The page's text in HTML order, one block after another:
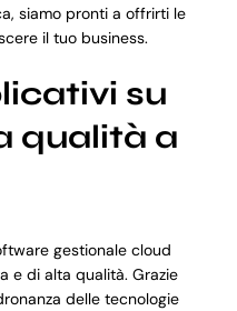
siamo pronti a offrirti le
il tuo business.
su
qualità a
gestionale cloud
e di alta qualità. Grazie
delle tecnologie